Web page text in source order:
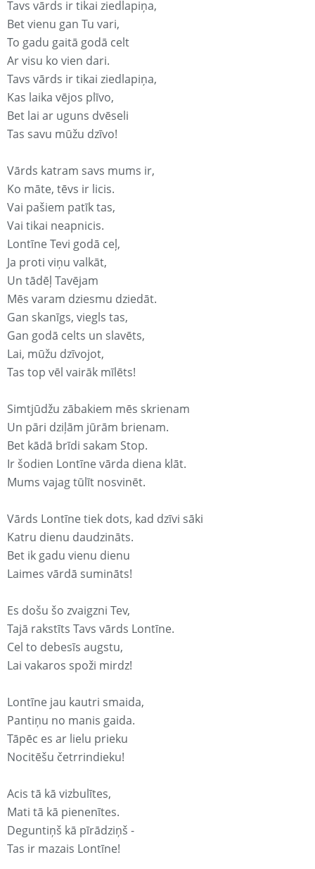
Tavs vārds ir tikai ziedlapiņa,
Bet vienu gan Tu vari,
To gadu gaitā godā celt
Ar visu ko vien dari.
Tavs vārds ir tikai ziedlapiņa,
Kas laika vējos plīvo,
Bet lai ar uguns dvēseli
Tas savu mūžu dzīvo!
Vārds katram savs mums ir,
Ko māte, tēvs ir licis.
Vai pašiem patīk tas,
Vai tikai neapnicis.
Lontīne Tevi godā ceļ,
Ja proti viņu valkāt,
Un tādēļ Tavējam
Mēs varam dziesmu dziedāt.
Gan skanīgs, viegls tas,
Gan godā celts un slavēts,
Lai, mūžu dzīvojot,
Tas top vēl vairāk mīlēts!
Simtjūdžu zābakiem mēs skrienam
Un pāri dziļām jūrām brienam.
Bet kādā brīdi sakam Stop.
Ir šodien Lontīne vārda diena klāt.
Mums vajag tūlīt nosvinēt.
Vārds Lontīne tiek dots, kad dzīvi sāki
Katru dienu daudzināts.
Bet ik gadu vienu dienu
Laimes vārdā sumināts!
Es došu šo zvaigzni Tev,
Tajā rakstīts Tavs vārds Lontīne.
Cel to debesīs augstu,
Lai vakaros spoži mirdz!
Lontīne jau kautri smaida,
Pantiņu no manis gaida.
Tāpēc es ar lielu prieku
Nocitēšu četrrindieku!
Acis tā kā vizbulītes,
Mati tā kā pienenītes.
Deguntiņš kā pīrādziņš -
Tas ir mazais Lontīne!